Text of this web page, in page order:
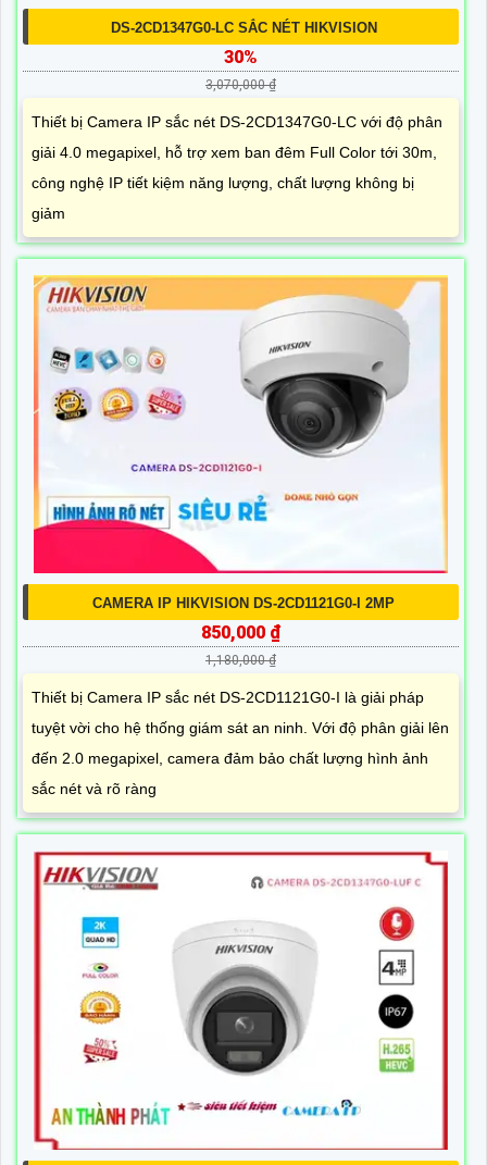
DS-2CD1347G0-LC SẮC NÉT HIKVISION
30%
3,070,000 ₫
Thiết bị Camera IP sắc nét DS-2CD1347G0-LC với độ phân
giải 4.0 megapixel, hỗ trợ xem ban đêm Full Color tới 30m,
công nghệ IP tiết kiệm năng lượng, chất lượng không bị
giảm
CAMERA IP HIKVISION DS-2CD1121G0-I 2MP
850,000 ₫
1,180,000 ₫
Thiết bị Camera IP sắc nét DS-2CD1121G0-I là giải pháp
tuyệt vời cho hệ thống giám sát an ninh. Với độ phân giải lên
đến 2.0 megapixel, camera đảm bảo chất lượng hình ảnh
sắc nét và rõ ràng